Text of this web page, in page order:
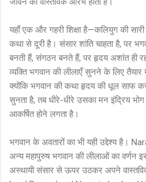
यहाँ एक और गहरी शिक्षा है—कलियुग की
कथा से दूरी है। संसार शांति चाहता है, पर
बनती हैं, संगठन बनते हैं, पर हृदय अशांत ही
व्यक्ति भगवान की लीलाएँ सुनने के लिए तैयार
क्योंकि भगवान की कथा हृदय की धूल साफ
सुनता है, तब धीरे-धीरे उसका मन इंद्रिय
आकर्षित होने लगता है।
भगवान के अवतारों का भी यही उद्देश्य है।
अन्य महापुरुष भगवान की लीलाओं का वर्णन
अस्थायी संसार से ऊपर उठकर अपने